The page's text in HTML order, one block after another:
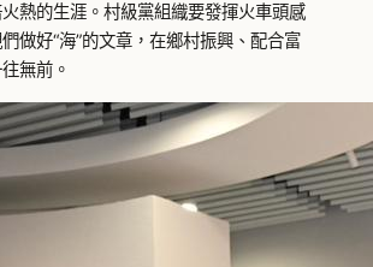
熱的生涯。村級黨組織要發揮火車頭感
做好“海”的文章，在鄉村振興、配合富
無前。